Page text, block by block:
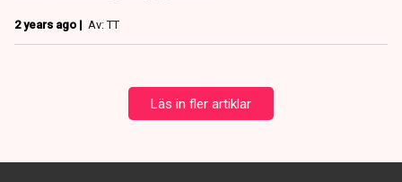
2 years ago | Av: TT
Läs in fler artiklar